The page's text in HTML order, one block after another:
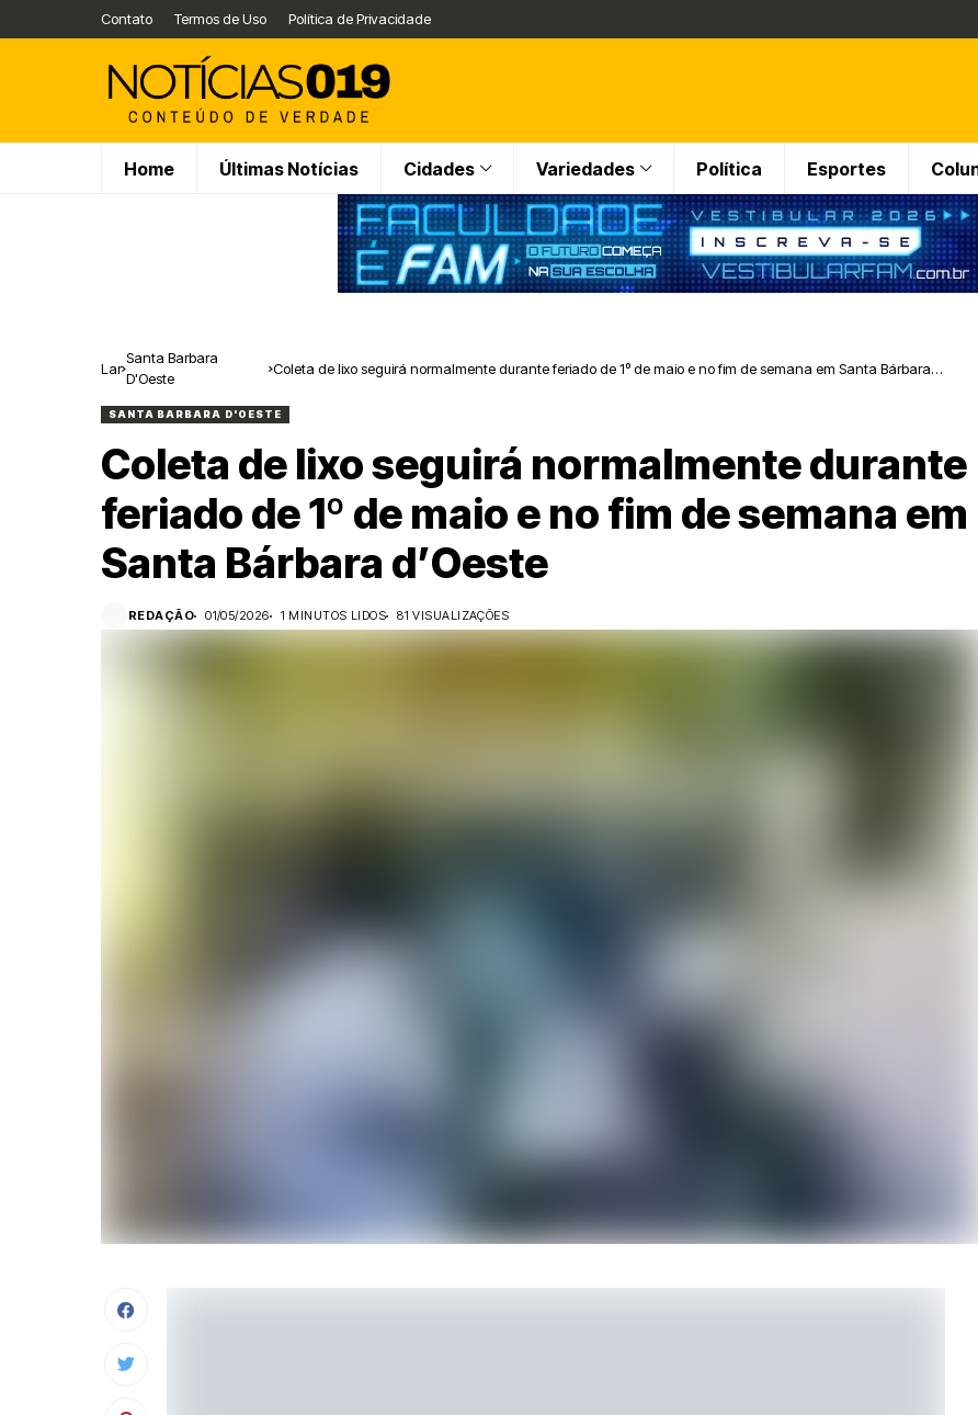
Contato Termos de Uso Política de Privacidade
Home Últimas Notícias Cidades Variedades Política Esportes
Lar
Santa Barbara
D'Oeste
Coleta de lixo seguirá normalmente durante feriado de 1º de maio e no fim de semana em Santa Bárbara
SANTA BARBARA D'OESTE
Coleta de lixo seguirá normalmente durante
feriado de 1º de maio e no fim de semana em
Santa Bárbara d’Oeste
REDAÇÃO 01/05/2026 1 MINUTOS LIDOS 81 VISUALIZAÇÕES